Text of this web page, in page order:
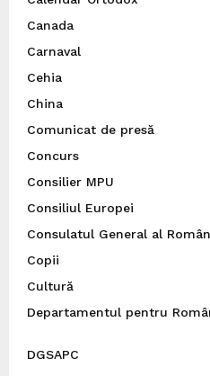
Canada
Carnaval
Cehia
China
Comunicat de presă
Concurs
Consilier MPU
Consiliul Europei
Consulatul General al
Copii
Cultură
Departamentul pentru
DGSAPC